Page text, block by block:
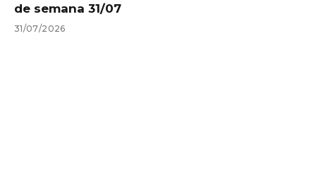
de semana 31/07
31/07/2026